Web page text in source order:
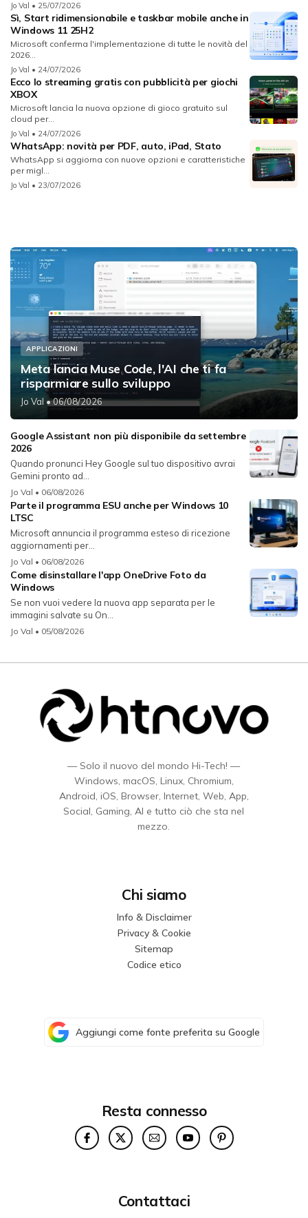
Jo Val • 25/07/2026
Sì, Start ridimensionabile e taskbar mobile anche in
Windows 11 25H2
Microsoft conferma l'implementazione di tutte le novità del
2026...
Jo Val • 24/07/2026
Ecco lo streaming gratis con pubblicità per giochi
XBOX
Microsoft lancia la nuova opzione di gioco gratuito sul
cloud per...
Jo Val • 24/07/2026
WhatsApp: novità per PDF, auto, iPad, Stato
WhatsApp si aggiorna con nuove opzioni e caratteristiche
per migl...
Jo Val • 23/07/2026
APPLICAZIONI
Meta lancia Muse Code, l'AI che ti fa
risparmiare sullo sviluppo
Jo Val • 06/08/2026
Google Assistant non più disponibile da settembre
2026
Quando pronunci Hey Google sul tuo dispositivo avrai
Gemini pronto ad...
Jo Val • 06/08/2026
Parte il programma ESU anche per Windows 10
LTSC
Microsoft annuncia il programma esteso di ricezione
aggiornamenti per...
Jo Val • 06/08/2026
Come disinstallare l'app OneDrive Foto da
Windows
Se non vuoi vedere la nuova app separata per le
immagini salvate su On...
Jo Val • 05/08/2026
— Solo il nuovo del mondo Hi-Tech! —
Windows, macOS, Linux, Chromium,
Android, iOS, Browser, Internet, Web, App,
Social, Gaming, AI e tutto ciò che sta nel
mezzo.
Chi siamo
Info & Disclaimer
Privacy & Cookie
Sitemap
Codice etico
Aggiungi come fonte preferita su Google
Resta connesso
Contattaci